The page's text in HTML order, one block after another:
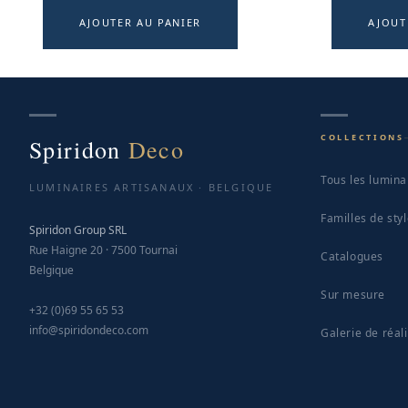
AJOUTER AU PANIER
Spiridon Deco
LUMINAIRES ARTISANAUX · BELGIQUE
Spiridon Group SRL
Rue Haigne 20 · 7500 Tournai
Belgique
+32 (0)69 55 65 53
info@spiridondeco.com
COLLECTIONS
Tous les
Familles de
Catalogues
Sur mesure
Galerie de